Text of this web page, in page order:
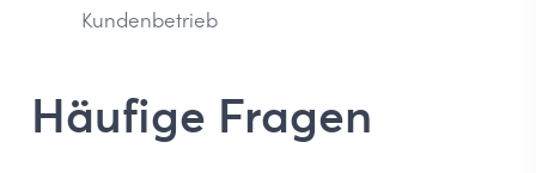
Kundenbetrieb
Häufige Fragen